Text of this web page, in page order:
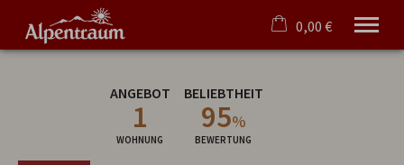
Ferienwohnungen/-häuser
0,00 €
ANGEBOT
1
WOHNUNG
BELIEBTHEIT
95%
BEWERTUNG